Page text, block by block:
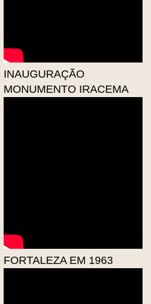
INAUGURAÇÃO
MONUMENTO IRACEMA
FORTALEZA EM 1963